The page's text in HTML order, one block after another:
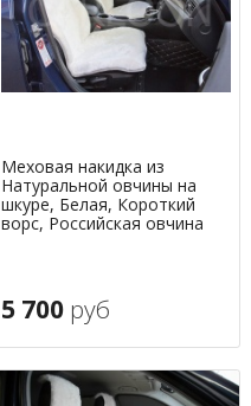
Меховая накидка из
Натуральной овчины на
шкуре, Белая, Короткий
ворс, Российская овчина
5 700 руб